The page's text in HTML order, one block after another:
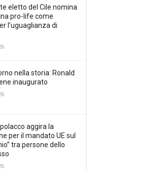
eletto del Cile nomina
pro-life come
l’uguaglianza di
nella storia: Ronald
inaugurato
polacco aggira la
per il mandato UE sul
tra persone dello